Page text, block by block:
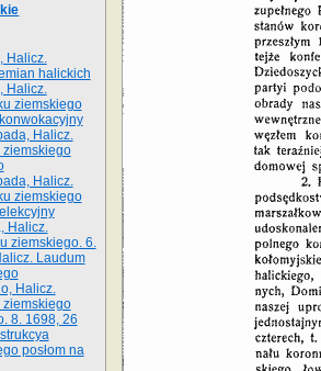
Halicz.
halickich
Halicz.
ziemskiego
Halicz.
ziemskiego
Halicz.
ziemskiego
Halicz.
ziemskiego. 6.
Laudum
Halicz.
ziemskiego
8. 1698, 26
posłom na